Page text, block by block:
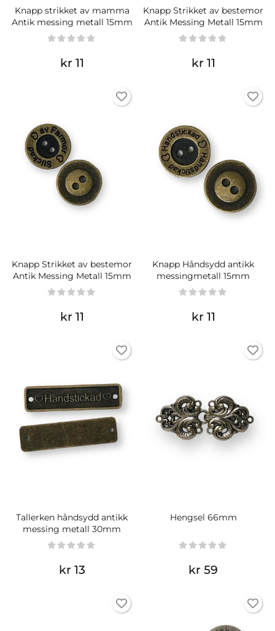
Knapp strikket av mamma
Antik messing metall 15mm
kr 11
Knapp Strikket av bestemor
Antik Messing Metall 15mm
kr 11
Knapp Strikket av bestemor
Antik Messing Metall 15mm
kr 11
Knapp Håndsydd antikk
messingmetall 15mm
kr 11
Tallerken håndsydd antikk
messing metall 30mm
kr 13
Hengsel 66mm
kr 59